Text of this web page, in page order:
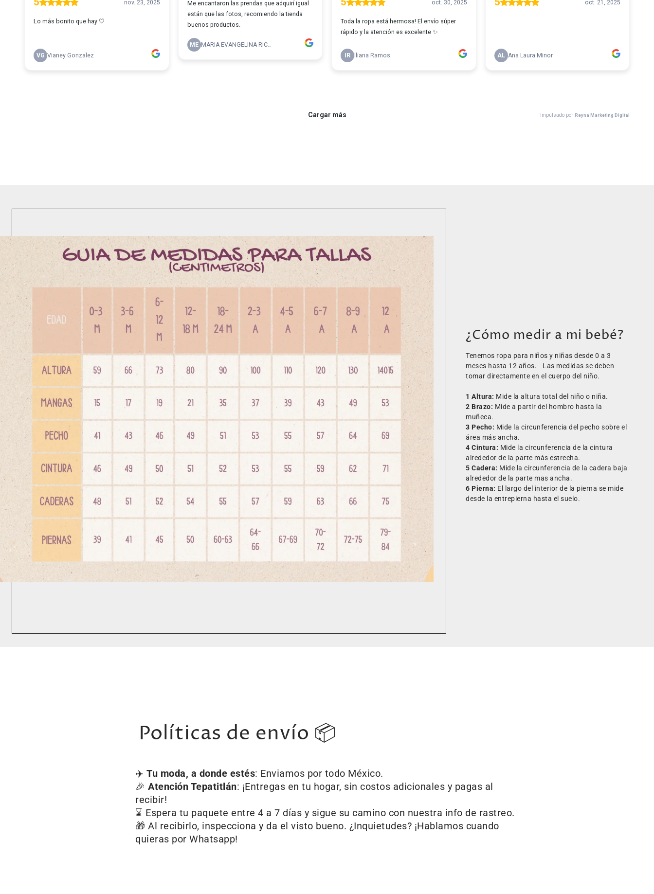
¿Cómo medir a mi bebé?
Tenemos ropa para niños y niñas desde 0 a 3
meses hasta 12 años. Las medidas se deben
tomar directamente en el cuerpo del niño.
1 Altura: Mide la altura total del niño o niña.
2 Brazo: Mide a partir del hombro hasta la
muñeca.
3 Pecho: Mide la circunferencia del pecho sobre el
área más ancha.
4 Cintura: Mide la circunferencia de la cintura
alrededor de la parte más estrecha.
5 Cadera: Mide la circunferencia de la cadera baja
alrededor de la parte mas ancha.
6 Pierna: El largo del interior de la pierna se mide
desde la entrepierna hasta el suelo.
Políticas de envío 📦
✈️Tu moda, a donde estés: Enviamos por todo México.
🎉Atención Tepatitlán: ¡Entregas en tu hogar, sin costos adicionales y pagas al
recibir!
⌛ Espera tu paquete entre 4 a 7 días y sigue su camino con nuestra info de rastreo.
🎁 Al recibirlo, inspecciona y da el visto bueno. ¿Inquietudes? ¡Hablamos cuando
quieras por Whatsapp!